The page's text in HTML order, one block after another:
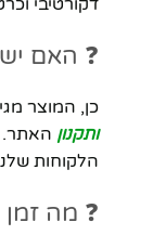
❓ האם
כן, המוצר
ותקנון האתר.
הלקוחות
❓ מה